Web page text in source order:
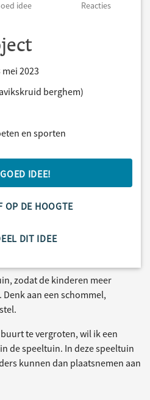
idee Reacties
2023
berghem)
en sporten
GOED IDEE!
OP DE HOOGTE
DIT IDEE
zodat de kinderen meer
aan een schommel,
te vergroten, wil ik een
de speeltuin. In deze speeltuin
kunnen dan plaatsnemen aan